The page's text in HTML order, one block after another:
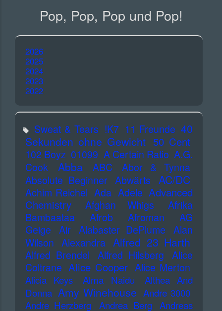
Pop, Pop, Pop und Pop!
2026
2025
2024
2023
2022
Sweat & Tears !K7 11 Freunde 40
Sekunden ohne Gewicht 50 Cent
102 Boyz 01099 A Certain Ratio A.G.
Cook
Abba ABC
Abor & Tynna
Absolute Beginner Abwärts AC/DC
Achim Reichel Ada Adele Advanced
Chemistry
Afghan Whigs
Afrika
Bambaataa
Afrob Afroman
AG
Geige
Air Alabaster DePlume
Alan
Wilson Alexandra Alfred 23 Harth
Alfred Brendel Alfred Hilsberg
Alice
Coltrane Alice Cooper Alice Merton
Alicia Keys Alma Naidu
Althea And
Donna Amy Winehouse Andre 3000
Andre Herzberg
Andrea Berg
Andreas